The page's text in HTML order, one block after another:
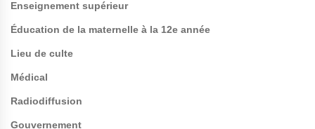
Enseignement supérieur
Éducation de la maternelle à la 12e année
Lieu de culte
Médical
Radiodiffusion
Gouvernement